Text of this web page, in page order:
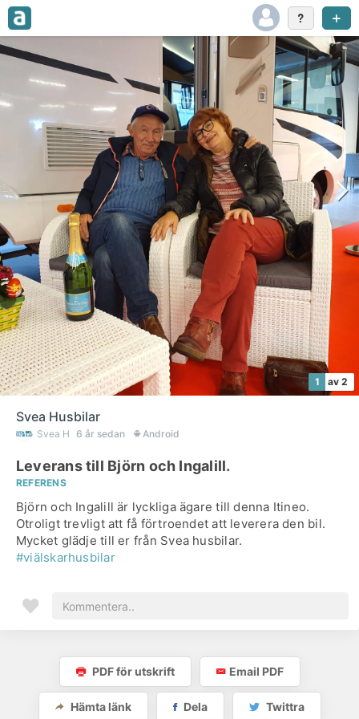
1 av 2
Svea Husbilar
Svea H 6 år sedan Android
Leverans till Björn och Ingalill.
REFERENS
Björn och Ingalill är lyckliga ägare till denna Itineo.
Otroligt trevligt att få förtroendet att leverera den bil.
Mycket glädje till er från Svea husbilar.
#viälskarhusbilar
PDF för utskrift Email PDF
Hämta länk Dela Twittra